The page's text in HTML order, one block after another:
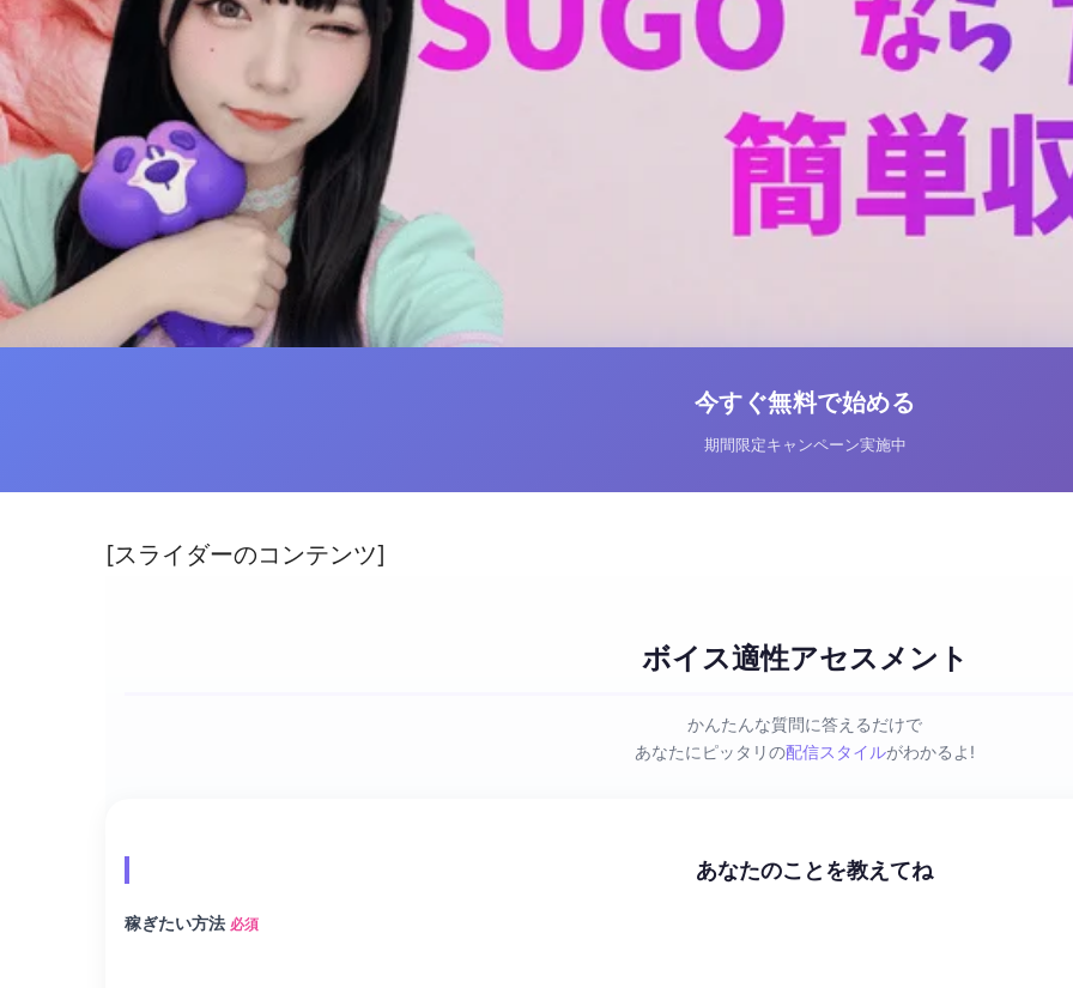
今すぐ無料で始める
期間限定キャンペーン実施中
[スライダーのコンテンツ]
ボイス適性アセスメント
かんたんな質問に答えるだけで
あなたにピッタリの配信スタイルがわかるよ!
あなたのことを教えてね
稼ぎたい方法 必須